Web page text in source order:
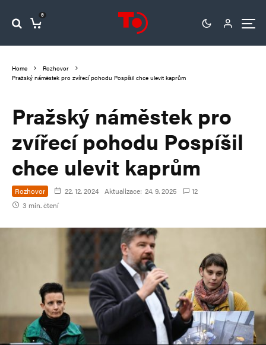
0
Home
Rozhovor
Pražský náměstek pro zvířecí pohodu Pospíšil chce ulevit kaprům
Pražský náměstek pro
zvířecí pohodu Pospíšil
chce ulevit kaprům
Rozhovor 22. 12. 2024 Aktualizace: 24. 9. 2025
12
3 min. čtení